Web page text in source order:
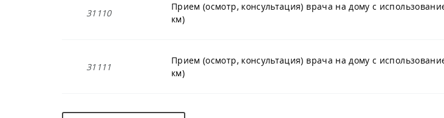
31110
Прием (осмотр, консультация) врача на дому с
км)
31111
Прием (осмотр, консультация) врача на дому с
км)